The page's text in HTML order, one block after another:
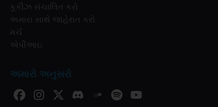
કૂકીઝ સંચાલિત કરો
અમારા સાથે જાહેરાત કરો
મર્ચ
એપીઆઇ
અમારો અનુસરો